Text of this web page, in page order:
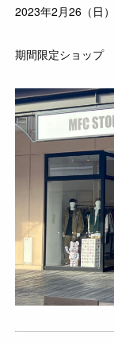
2023年2月26（日
期間限定ショップ